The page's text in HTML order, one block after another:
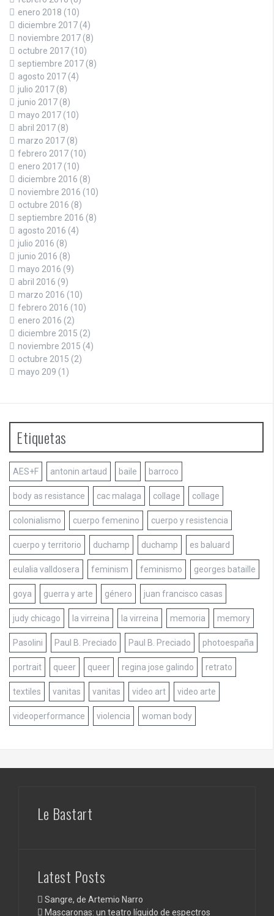
enero 2018 (10)
diciembre 2017 (4)
noviembre 2017 (8)
octubre 2017 (10)
septiembre 2017 (8)
agosto 2017 (4)
julio 2017 (8)
junio 2017 (8)
mayo 2017 (10)
abril 2017 (8)
marzo 2017 (8)
febrero 2017 (10)
enero 2017 (10)
diciembre 2016 (8)
noviembre 2016 (10)
octubre 2016 (8)
septiembre 2016 (8)
agosto 2016 (4)
julio 2016 (8)
junio 2016 (8)
mayo 2016 (9)
abril 2016 (9)
marzo 2016 (10)
febrero 2016 (10)
enero 2016 (2)
diciembre 2015 (2)
noviembre 2015 (4)
octubre 2015 (2)
mayo 209 (1)
Etiquetas
AES+F antonin artaud baile barroco
body as resistance cac malaga collage collage
colonialismo cuerpo femenino cuerpo y resistencia
cuerpo y territorio duchamp duchamp es baluard
eulalia valldosera feminism feminismo georges bataille
goya guerra y arte género juan francisco casas
judy chicago la virreina la virreina memoria memory
Pasolini Paul B. Preciado Paul B. Preciado photoespaña
portrait queer queer regina jose galindo retrato
textiles vanitas vanitas video art video arte
videoperformance violencia woman body
Le Bastart
Latest Posts
Sangre, de Artemio Narro
Mascaronas: un teatro líquido de espectros